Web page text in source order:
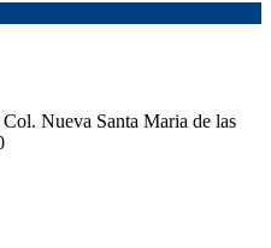
Nueva Santa Maria de las